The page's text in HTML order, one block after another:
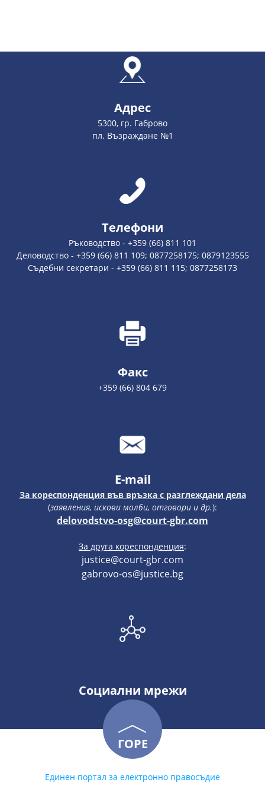
Адрес
5300, гр. Габрово
пл. Възраждане №1
Телефони
Ръководство - +359 (66) 811 101
Деловодство - +359 (66) 811 109; 0877258175; 0879123555
Съдебни секретари - +359 (66) 811 115; 0877258173
Факс
+359 (66) 804 679
E-mail
За кореспонденция във връзка с разглеждани дела
(заявления, искови молби, отговори и др.):
delovodstvo-osg@court-gbr.com
За друга кореспонденция:
justice@court-gbr.com
gabrovo-os@justice.bg
Социални мрежи
ГОРЕ
Единен портал за електронно правосъдие